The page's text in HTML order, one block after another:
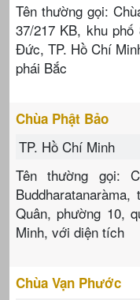
Tên thường gọi:
37/217 KB, khu
Đức, TP. Hồ Chí
phái Bắc
Chùa Phật Bảo
TP. Hồ Chí Minh
Tên thường gọi:
Quân, phường 10,
Minh, với diện tích
Chùa Vạn Phước